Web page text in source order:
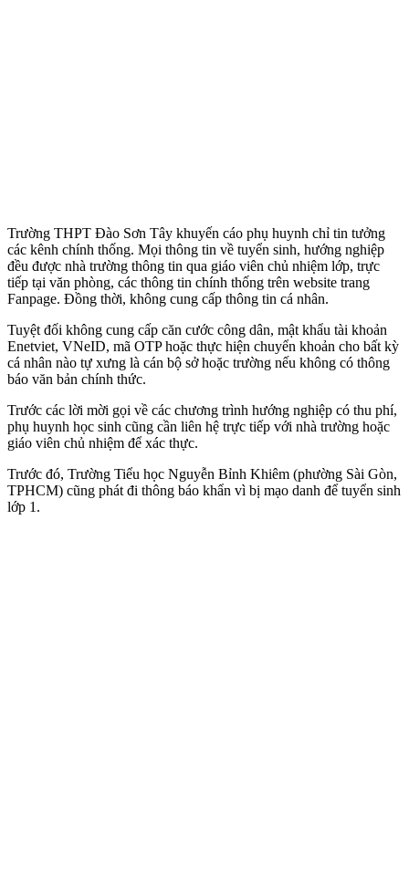
Trường THPT Đào Sơn Tây khuyến cáo phụ huynh chỉ tin tưởng
các kênh chính thống. Mọi thông tin về tuyển sinh, hướng nghiệp
đều được nhà trường thông tin qua giáo viên chủ nhiệm lớp, trực
tiếp tại văn phòng, các thông tin chính thống trên website trang
Fanpage. Đồng thời, không cung cấp thông tin cá nhân.
Tuyệt đối không cung cấp căn cước công dân, mật khẩu tài khoản
Enetviet, VNeID, mã OTP hoặc thực hiện chuyển khoản cho bất kỳ
cá nhân nào tự xưng là cán bộ sở hoặc trường nếu không có thông
báo văn bản chính thức.
Trước các lời mời gọi về các chương trình hướng nghiệp có thu phí,
phụ huynh học sinh cũng cần liên hệ trực tiếp với nhà trường hoặc
giáo viên chủ nhiệm để xác thực.
Trước đó, Trường Tiểu học Nguyễn Bỉnh Khiêm (phường Sài Gòn,
TPHCM) cũng phát đi thông báo khẩn vì bị mạo danh để tuyển sinh
lớp 1.